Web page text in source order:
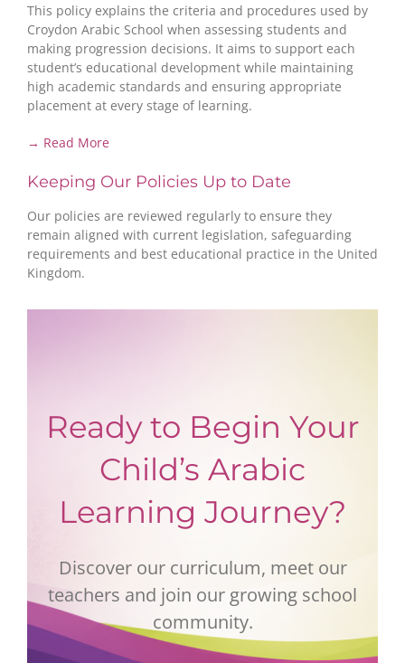
This policy explains the criteria and procedures used by
Croydon Arabic School when assessing students and
making progression decisions. It aims to support each
student’s educational development while maintaining
high academic standards and ensuring appropriate
placement at every stage of learning.
→ Read More
Keeping Our Policies Up to Date
Our policies are reviewed regularly to ensure they
remain aligned with current legislation, safeguarding
requirements and best educational practice in the United
Kingdom.
Ready to Begin Your
Child’s Arabic
Learning Journey?
Discover our curriculum, meet our
teachers and join our growing school
community.